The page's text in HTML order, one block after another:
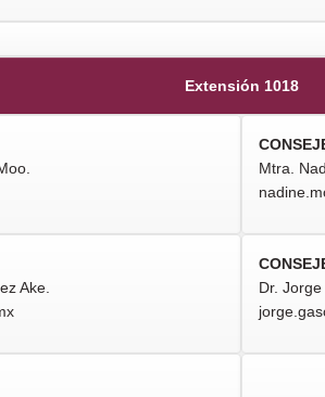
Extensión 1018
Mtra.
Ake.
Dr.